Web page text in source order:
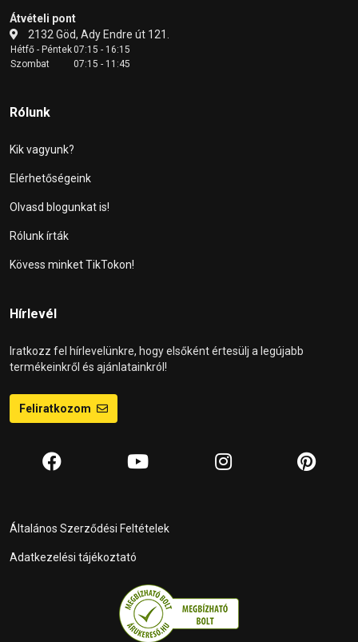
Átvételi pont
2132 Göd, Ady Endre út 121.
Hétfő - Péntek07:15 - 16:15
Szombat
07:15 - 11:45
Rólunk
Kik vagyunk?
Elérhetőségeink
Olvasd blogunkat is!
Rólunk írták
Kövess minket TikTokon!
Hírlevél
Iratkozz fel hírlevelünkre, hogy elsőként értesülj a legújabb
termékeinkről és ajánlatainkról!
Feliratkozom
Általános Szerződési Feltételek
Adatkezelési tájékoztató